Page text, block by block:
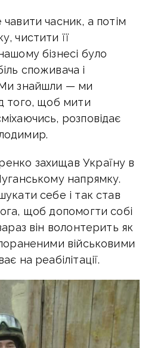
часник, а потім
чистити її
бізнесі було
споживача і
знайшли — ми
того, щоб мити
розповідає
захищав Україну в
напрямку.
себе і так став
щоб допомогти собі
він волонтерить як
військовими
на реабілітації.